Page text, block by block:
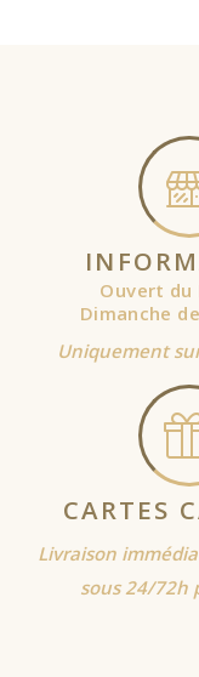
Ouvert du
Dimanche
Uniquement
CARTES
Livraison
sous 24/72h